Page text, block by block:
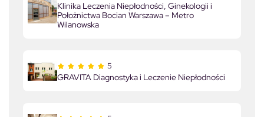
Klinika Leczenia Niepłodności, Ginekologii i
Położnictwa Bocian Warszawa – Metro
Wilanowska
5
GRAVITA Diagnostyka i Leczenie Niepłodności